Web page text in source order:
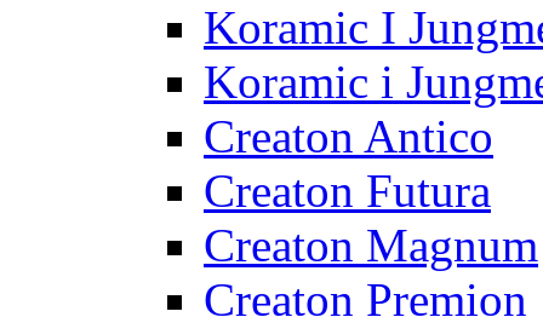
Koramic I
Koramic i
Creaton Antico
Creaton Futura
Creaton Magnum
Creaton Premion